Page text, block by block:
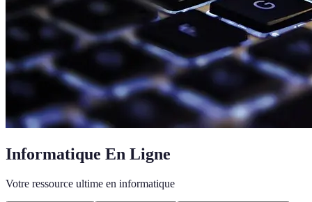
Informatique En Ligne
Votre ressource ultime en informatique